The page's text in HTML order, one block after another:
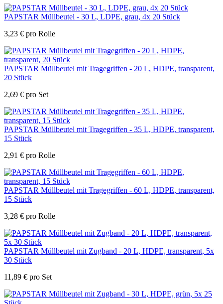
PAPSTAR Müllbeutel - 30 L, LDPE, grau, 4x 20 Stück
3,23 € pro Rolle
PAPSTAR Müllbeutel mit Tragegriffen - 20 L, HDPE, transparent,
20 Stück
2,69 € pro Set
PAPSTAR Müllbeutel mit Tragegriffen - 35 L, HDPE, transparent,
15 Stück
2,91 € pro Rolle
PAPSTAR Müllbeutel mit Tragegriffen - 60 L, HDPE, transparent,
15 Stück
3,28 € pro Rolle
PAPSTAR Müllbeutel mit Zugband - 20 L, HDPE, transparent, 5x
30 Stück
11,89 € pro Set